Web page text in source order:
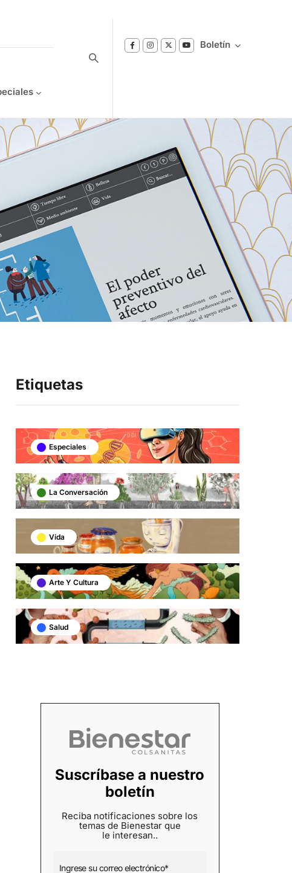
Boletín
Suscríbase a nuestro boletín
Reciba notificaciones sobre los temas de
Bienestar que le interesan.
Etiquetas
Especiales
La Conversación
Vida
Arte Y Cultura
Salud
Suscríbase a nuestro
boletín
Reciba notificaciones sobre los
temas de Bienestar que
le interesan..